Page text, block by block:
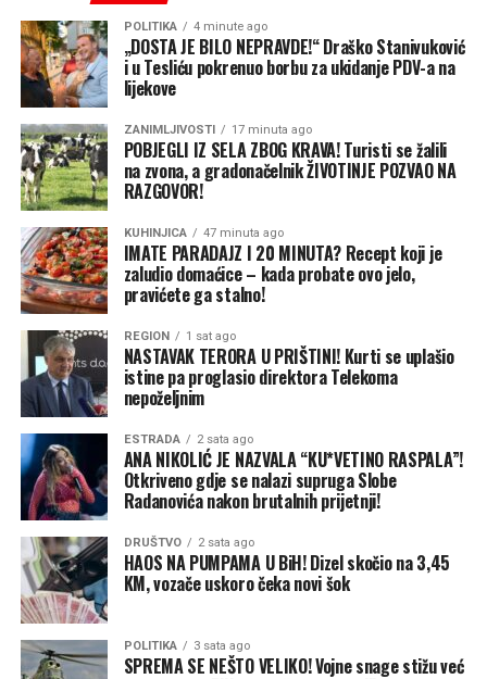
Zbor nerada TE i inertnosti lokalne
samouprave
Dakić navodi da je uzrok ovakvog stanja nerad
Termoelektrane usljed nedostatka uglja, ali i inertnost
lokalne samouprave koja je zakonski obavezna da
organizuje pružanje komunalnih usluga građanima,
uključujući i grijanje.
„Ako već sada vidimo da situacija sa ugljem ne obećava,
te da opština Ugljevik nije preduzela ništa od januara
mjeseca do danas da problem riješi na sistemski način,
jedino što preostaje jeste da se pomogne građanima da
problem grijanja rješava svako za sebe. Ne možemo
čekati prvi snijeg i minus da bismo razmišljali o grijanju“,
naglašava Dakić.
POLITIKA 4 minute ago
„DOSTA JE BILO NEPRAVDE!“ Draško Stanivuković
i u Tesliću pokrenuo borbu za ukidanje PDV-a na
lijekove
ZANIMLJIVOSTI 17 minuta ago
POBJEGLI IZ SELA ZBOG KRAVA! Turisti se žalili
na zvona, a gradonačelnik ŽIVOTINJE POZVAO NA
RAZGOVOR!
KUHINJICA 47 minuta ago
IMATE PARADAJZ I 20 MINUTA? Recept koji je
zaludio domaćice – kada probate ovo jelo,
pravićete ga stalno!
REGION 1 sat ago
NASTAVAK TERORA U PRIŠTINI! Kurti se uplašio
istine pa proglasio direktora Telekoma
nepoželjnim
ESTRADA 2 sata ago
ANA NIKOLIĆ JE NAZVALA “KU*VETINO RASPALA”!
Otkriveno gdje se nalazi supruga Slobe
Radanovića nakon brutalnih prijetnji!
DRUŠTVO 2 sata ago
HAOS NA PUMPAMA U BiH! Dizel skočio na 3,45
KM, vozače uskoro čeka novi šok
POLITIKA 3 sata ago
SPREMA SE NEŠTO VELIKO! Vojne snage stižu već